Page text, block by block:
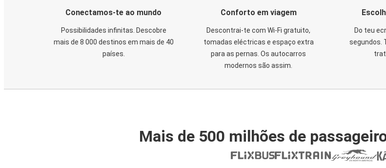
Conectamos-te ao mundo
Possibilidades infinitas. Descobre
mais de 8 000 destinos em mais de 40
países.
Conforto em viagem
Descontrai-te com Wi-Fi gratuito,
tomadas eléctricas e espaço extra
para as pernas. Os autocarros
modernos são assim.
Do teu
segundos.
Mais de 500 milhões de